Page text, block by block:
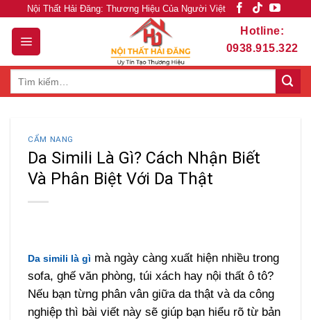
content
Nội Thất Hải Đăng: Thương Hiệu Của Người Việt
Hotline:
0938.915.322
CẨM NANG
Da Simili Là Gì? Cách Nhận Biết
Và Phân Biệt Với Da Thật
Da simili là gì mà ngày càng xuất hiện nhiều trong
sofa, ghế văn phòng, túi xách hay nội thất ô tô?
Nếu bạn từng phân vân giữa da thật và da công
nghiệp thì bài viết này sẽ giúp bạn hiểu rõ từ bản